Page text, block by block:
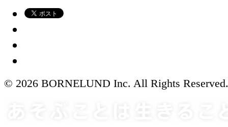
© 2026 BORNELUND Inc. All Rights Reserved.